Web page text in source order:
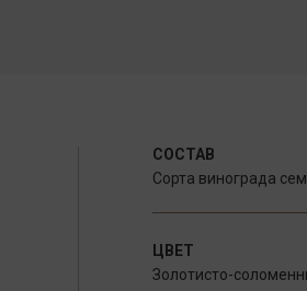
СОСТАВ
Сорта винограда
ЦВЕТ
Золотисто-